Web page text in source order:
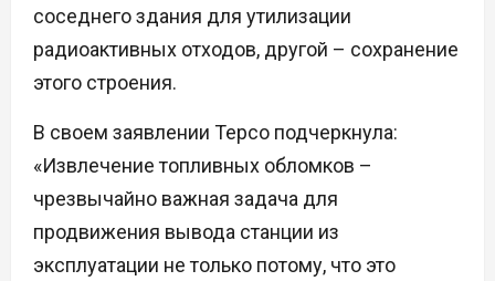
соседнего здания для утилизации
радиоактивных отходов, другой – сохранение
этого строения.
В своем заявлении Tepco подчеркнула:
«Извлечение топливных обломков –
чрезвычайно важная задача для
продвижения вывода станции из
эксплуатации не только потому, что это